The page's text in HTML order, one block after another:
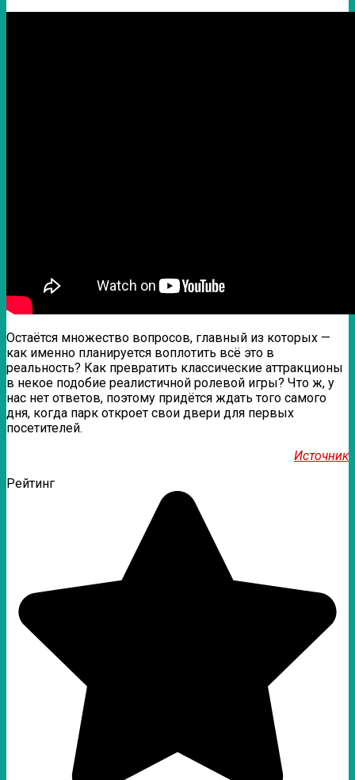
Остаётся множество вопросов, главный из которых —
как именно планируется воплотить всё это в
реальность? Как превратить классические аттракционы
в некое подобие реалистичной ролевой игры? Что ж, у
нас нет ответов, поэтому придётся ждать того самого
дня, когда парк откроет свои двери для первых
посетителей.
Источник
Рейтинг